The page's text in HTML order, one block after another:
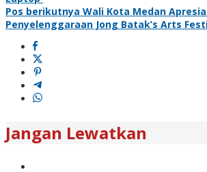
Pos berikutnya Wali Kota Medan
Penyelenggaraan Jong Batak’s Arts
Jangan Lewatkan